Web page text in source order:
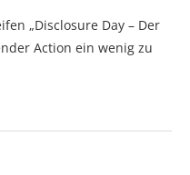
„Disclosure Day – Der
Action ein wenig zu